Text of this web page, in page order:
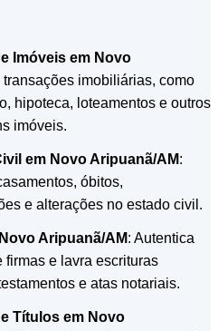
Imóveis em Novo
transações imobiliárias, como
hipoteca, loteamentos e outros
imóveis.
em Novo Aripuanã/AM:
óbitos,
e alterações no estado civil.
Aripuanã/AM: Autentica
firmas e lavra escrituras
e atas notariais.
Títulos em Novo